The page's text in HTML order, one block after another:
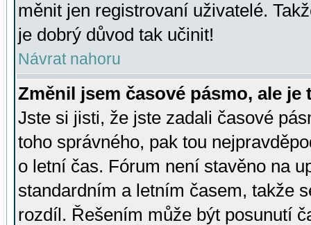
měnit jen registrovaní uživatelé.
je dobrý důvod tak učinit!
Návrat nahoru
Změnil jsem časové pásmo, ale je
Jste si jisti, že jste zadali časové
toho správného, pak tou
o letní čas. Fórum není stavěno na
standardním a letním časem, takže
rozdíl. Řešením může být posunutí